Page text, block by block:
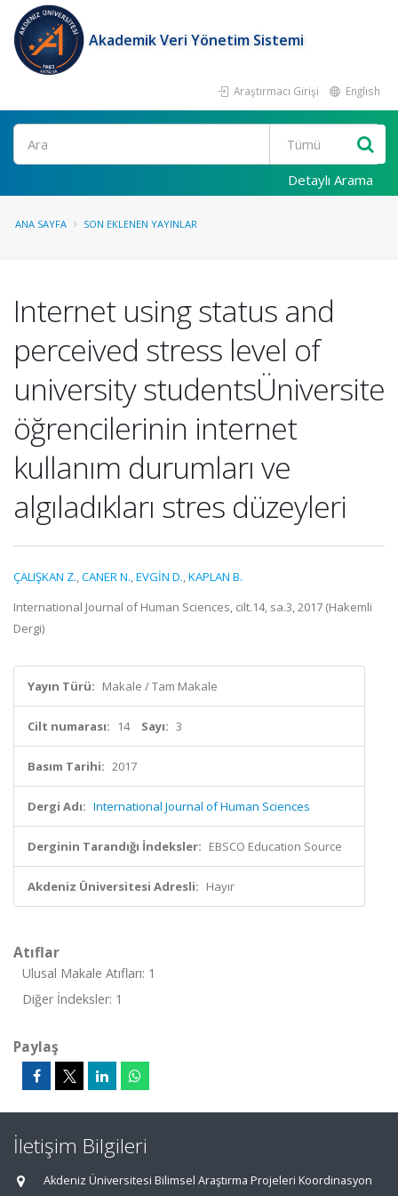
Akademik Veri Yönetim Sistemi
Araştırmacı Girişi English
Ara
Detaylı Arama
ANA SAYFA SON EKLENEN YAYINLAR
Internet using status and
perceived stress level of
university studentsÜniversite
öğrencilerinin internet
kullanım durumları ve
algıladıkları stres düzeyleri
ÇALIŞKAN Z.,CANER N.,EVGİN D.,KAPLAN B.
International Journal of Human Sciences, cilt.14, sa.3, 2017 (Hakemli
Dergi)
Yayın Türü: Makale / Tam Makale
Cilt numarası: 14 Sayı: 3
Basım Tarihi: 2017
Dergi Adı: International Journal of Human Sciences
Derginin Tarandığı İndeksler: EBSCO Education Source
Akdeniz Üniversitesi Adresli: Hayır
Atıflar
Ulusal Makale Atıfları: 1
Diğer İndeksler: 1
Paylaş
İletişim Bilgileri
Akdeniz Üniversitesi Bilimsel Araştırma Projeleri Koordinasyon